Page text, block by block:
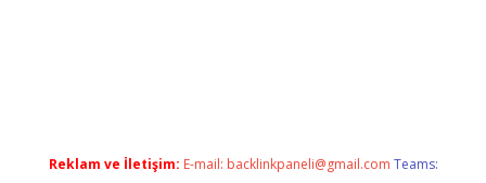
Reklam ve İletişim: E-mail: backlinkpaneli@gmail.com Teams: